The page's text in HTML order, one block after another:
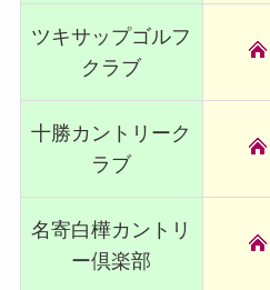
ツキサップゴルフ
クラブ
十勝カントリーク
ラブ
名寄白樺カントリ
ー倶楽部